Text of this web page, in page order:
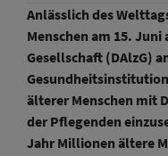
Anlässlich des
Menschen am 15.
Gesellschaft (DAlzG)
älterer Menschen mit
der Pflegenden
Jahr Millionen ältere